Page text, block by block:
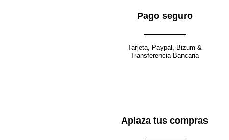
Pago seguro
Tarjeta, Paypal, Bizum &
Transferencia Bancaria
Aplaza tus compras